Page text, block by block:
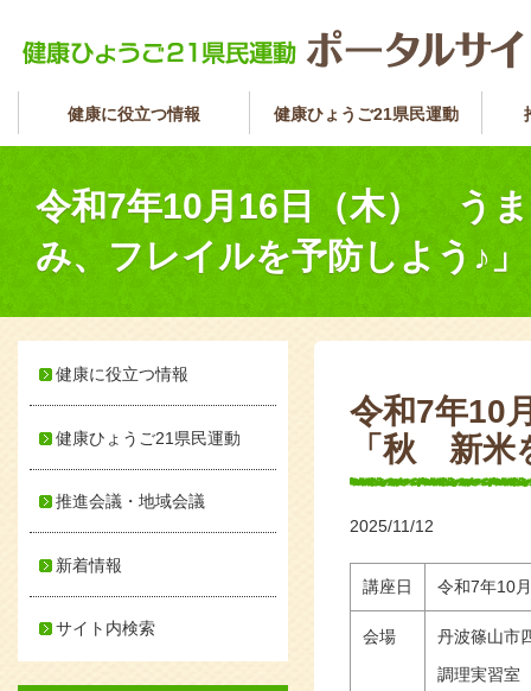
健康に役立つ情報 健康ひょうご21県民運動
令和7年10月16日（木） う
み、フレイルを予防しよう♪」
令和7年10
「秋 新米
2025/11/12
講座日 令和7年10
会場
丹波篠山市
調理実習室
健康に役立つ情報
健康ひょうご21県民運動
推進会議・地域会議
新着情報
サイト内検索